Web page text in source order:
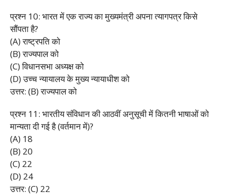
प्रश्न 10: भारत में एक राज्य का मुख्यमंत्री अपना त्यागपत्र किसे
सौंपता है?
(A) राष्ट्रपति को
(B) राज्यपाल को
(C) विधानसभा अध्यक्ष को
(D) उच्च न्यायालय के मुख्य न्यायाधीश को
उत्तर: (B) राज्यपाल को
प्रश्न 11: भारतीय संविधान की आठवीं अनुसूची में कितनी भाषाओं को
मान्यता दी गई है (वर्तमान में)?
(A) 18
(B) 20
(C) 22
(D) 24
उत्तर: (C) 22